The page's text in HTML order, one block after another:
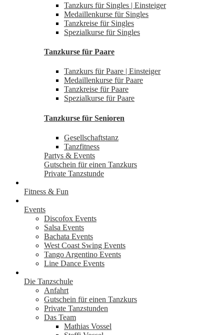
Tanzkurs für Singles | Einsteiger
Medaillenkurse für Singles
Tanzkreise für Singles
Spezialkurse für Singles
Tanzkurse für Paare
Tanzkurs für Paare | Einsteiger
Medaillenkurse für Paare
Tanzkreise für Paare
Spezialkurse für Paare
Tanzkurse für Senioren
Gesellschaftstanz
Tanzfitness
Partys & Events
Gutschein für einen Tanzkurs
Private Tanzstunde
Fitness & Fun
Events
Discofox Events
Salsa Events
Bachata Events
West Coast Swing Events
Tango Argentino Events
Line Dance Events
Die Tanzschule
Anfahrt
Gutschein für einen Tanzkurs
Private Tanzstunden
Das Team
Mathias Vossel